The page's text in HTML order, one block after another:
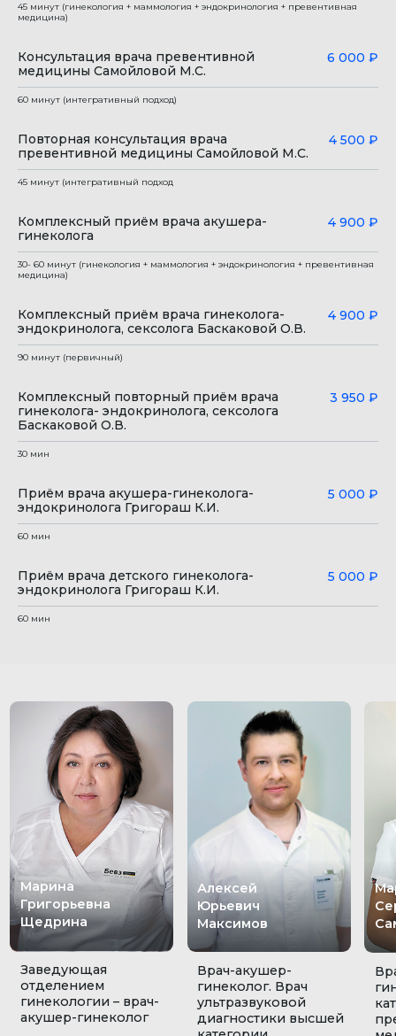
45 минут (гинекология + маммология + эндокринология + превентивная
медицина)
Консультация врача превентивной
медицины Самойловой М.С.
6 000 ₽
60 минут (интегративный подход)
Повторная консультация врача
превентивной медицины Самойловой М.С.
4 500 ₽
45 минут (интегративный подход
Комплексный приём врача акушера-
гинеколога
4 900 ₽
30- 60 минут (гинекология + маммология + эндокринология + превентивная
медицина)
Комплексный приём врача гинеколога-
эндокринолога, сексолога Баскаковой О.В.
4 900 ₽
90 минут (первичный)
Комплексный повторный приём врача
гинеколога- эндокринолога, сексолога
Баскаковой О.В.
3 950 ₽
30 мин
Приём врача акушера-гинеколога-
эндокринолога Григораш К.И.
5 000 ₽
60 мин
Приём врача детского гинеколога-
эндокринолога Григораш К.И.
5 000 ₽
60 мин
Марина
Григорьевна
Врач-акушер-
гинеколог. Врач
Заведующая
отделением
гинекологии – врач-
Алексей
Марина
гинеколог